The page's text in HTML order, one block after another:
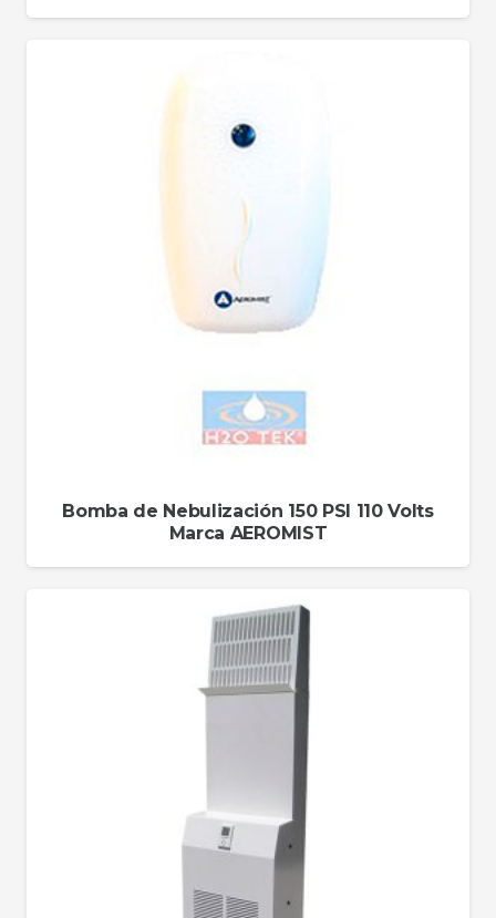
Bomba de Nebulización 150 PSI 110 Volts
Marca AEROMIST